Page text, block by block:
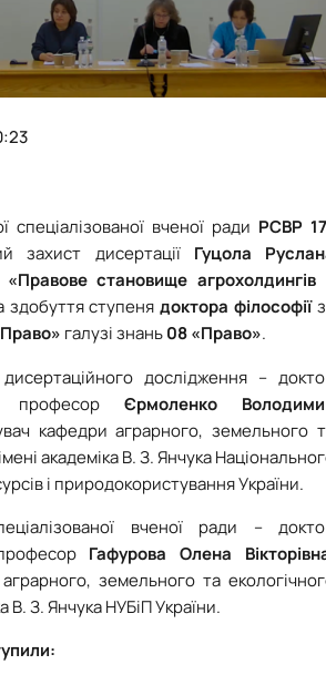
спеціалізованої вченої ради РСВР
захист дисертації Гуцола
«Правове становище агрохолдингів
здобуття ступенядоктора філософії
галузі знань08 «Право».
дослідження –
професор Єрмоленко
кафедри аграрного, земельного
академіка В. З. Янчука
і природокористування України.
вченої ради –
Гафурова Олена
земельного та
В. З. Янчука НУБіП України.